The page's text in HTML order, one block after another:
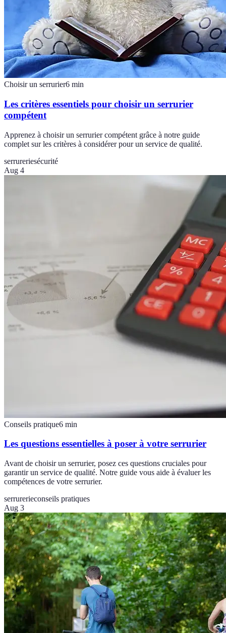
Choisir un serrurier6 min
Les critères essentiels pour choisir un serrurier
compétent
Apprenez à choisir un serrurier compétent grâce à notre guide
complet sur les critères à considérer pour un service de qualité.
serrureriesécurité
Aug 4
Conseils pratique6 min
Les questions essentielles à poser à votre serrurier
Avant de choisir un serrurier, posez ces questions cruciales pour
garantir un service de qualité. Notre guide vous aide à évaluer les
compétences de votre serrurier.
serrurerieconseils pratiques
Aug 3